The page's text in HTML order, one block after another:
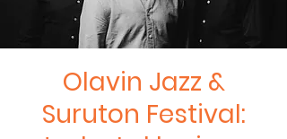
Olavin Jazz &
Suruton Festival: